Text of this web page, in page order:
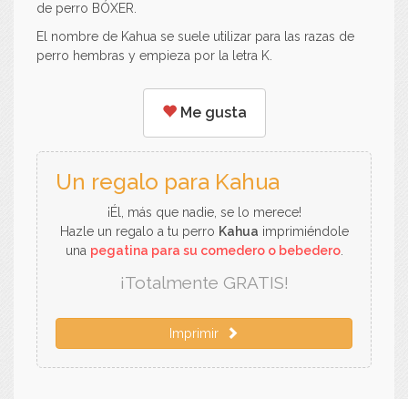
de perro BÓXER.
El nombre de Kahua se suele utilizar para las razas de
perro hembras y empieza por la letra K.
Me gusta
Un regalo para Kahua
¡Él, más que nadie, se lo merece!
Hazle un regalo a tu perro Kahua imprimiéndole
una pegatina para su comedero o bebedero.
¡Totalmente GRATIS!
Imprimir